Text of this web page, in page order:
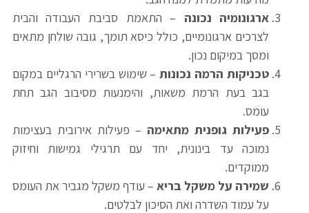
ארגונומיה נכונה – התאמת סביבת העבודה והבית
לצרכים ארגונומיים, כולל כיסא תומך, גובה שולחן מתאים
ומסך במיקום נכון.
טכניקות הרמה נכונות– שימוש בשרירי הרגליים במקום
בגב בעת הרמת משאות, והימנעות מסיבוב הגב תחת
עומס.
פעילות גופנית מתאימה – פעילות אירובית בעצימות
נמוכה עד בינונית, יחד עם תרגילי גמישות וחיזוק
ממוקדים.
שמירה על משקל בריא– עודף משקל מגביר את העומס
על עמוד השדרה ואת הסיכון לבלטים.